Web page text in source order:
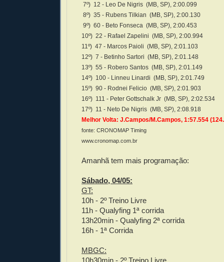
7º) 12 - Leo De Nigris (MB, SP), 2:00.099
8º) 35 - Rubens Tilkian (MB, SP), 2:00.130
9º) 60 - Beto Fonseca (MB, SP), 2:00.453
10º) 22 - Rafael Zapelini (MB, SP), 2:00.994
11º) 47 - Marcos Paioli (MB, SP), 2:01.103
12º) 7 - Betinho Sartori (MB, SP), 2:01.148
13º) 55 - Robero Santos (MB, SP), 2:01.149
14º) 100 - Linneu Linardi (MB, SP), 2:01.749
15º) 90 - Rodnei Felicio (MB, SP), 2:01.903
16º) 111 - Peter Gottschalk Jr (MB, SP), 2:02.534
17º) 11 - Neto De Nigris (MB, SP), 2:08.918
Melhor Volta: J.Campos/M.Campos, 1:57.554
fonte: CRONOMAP Timing
www.cronomap.com.br
Amanhã tem mais programação:
Sábado, 04/05:
GT:
10h - 2º Treino Livre
11h - Qualyfing 1ª corrida
13h20min - Qualyfing 2ª corrida
16h - 1ª Corrida
MBGC:
10h30min - 2º Treino Livre